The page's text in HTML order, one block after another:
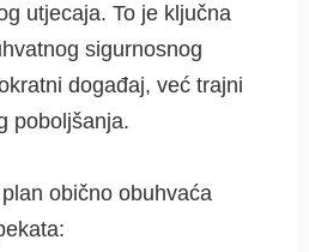
utjecaja. To je ključna
sigurnosnog
događaj, već trajni
poboljšanja.
obično obuhvaća